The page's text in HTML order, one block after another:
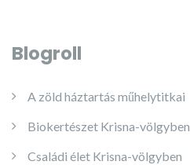
Blogroll
A zöld háztartás műhelytitkai
Biokertészet Krisna-völgyben
Családi élet Krisna-völgyben